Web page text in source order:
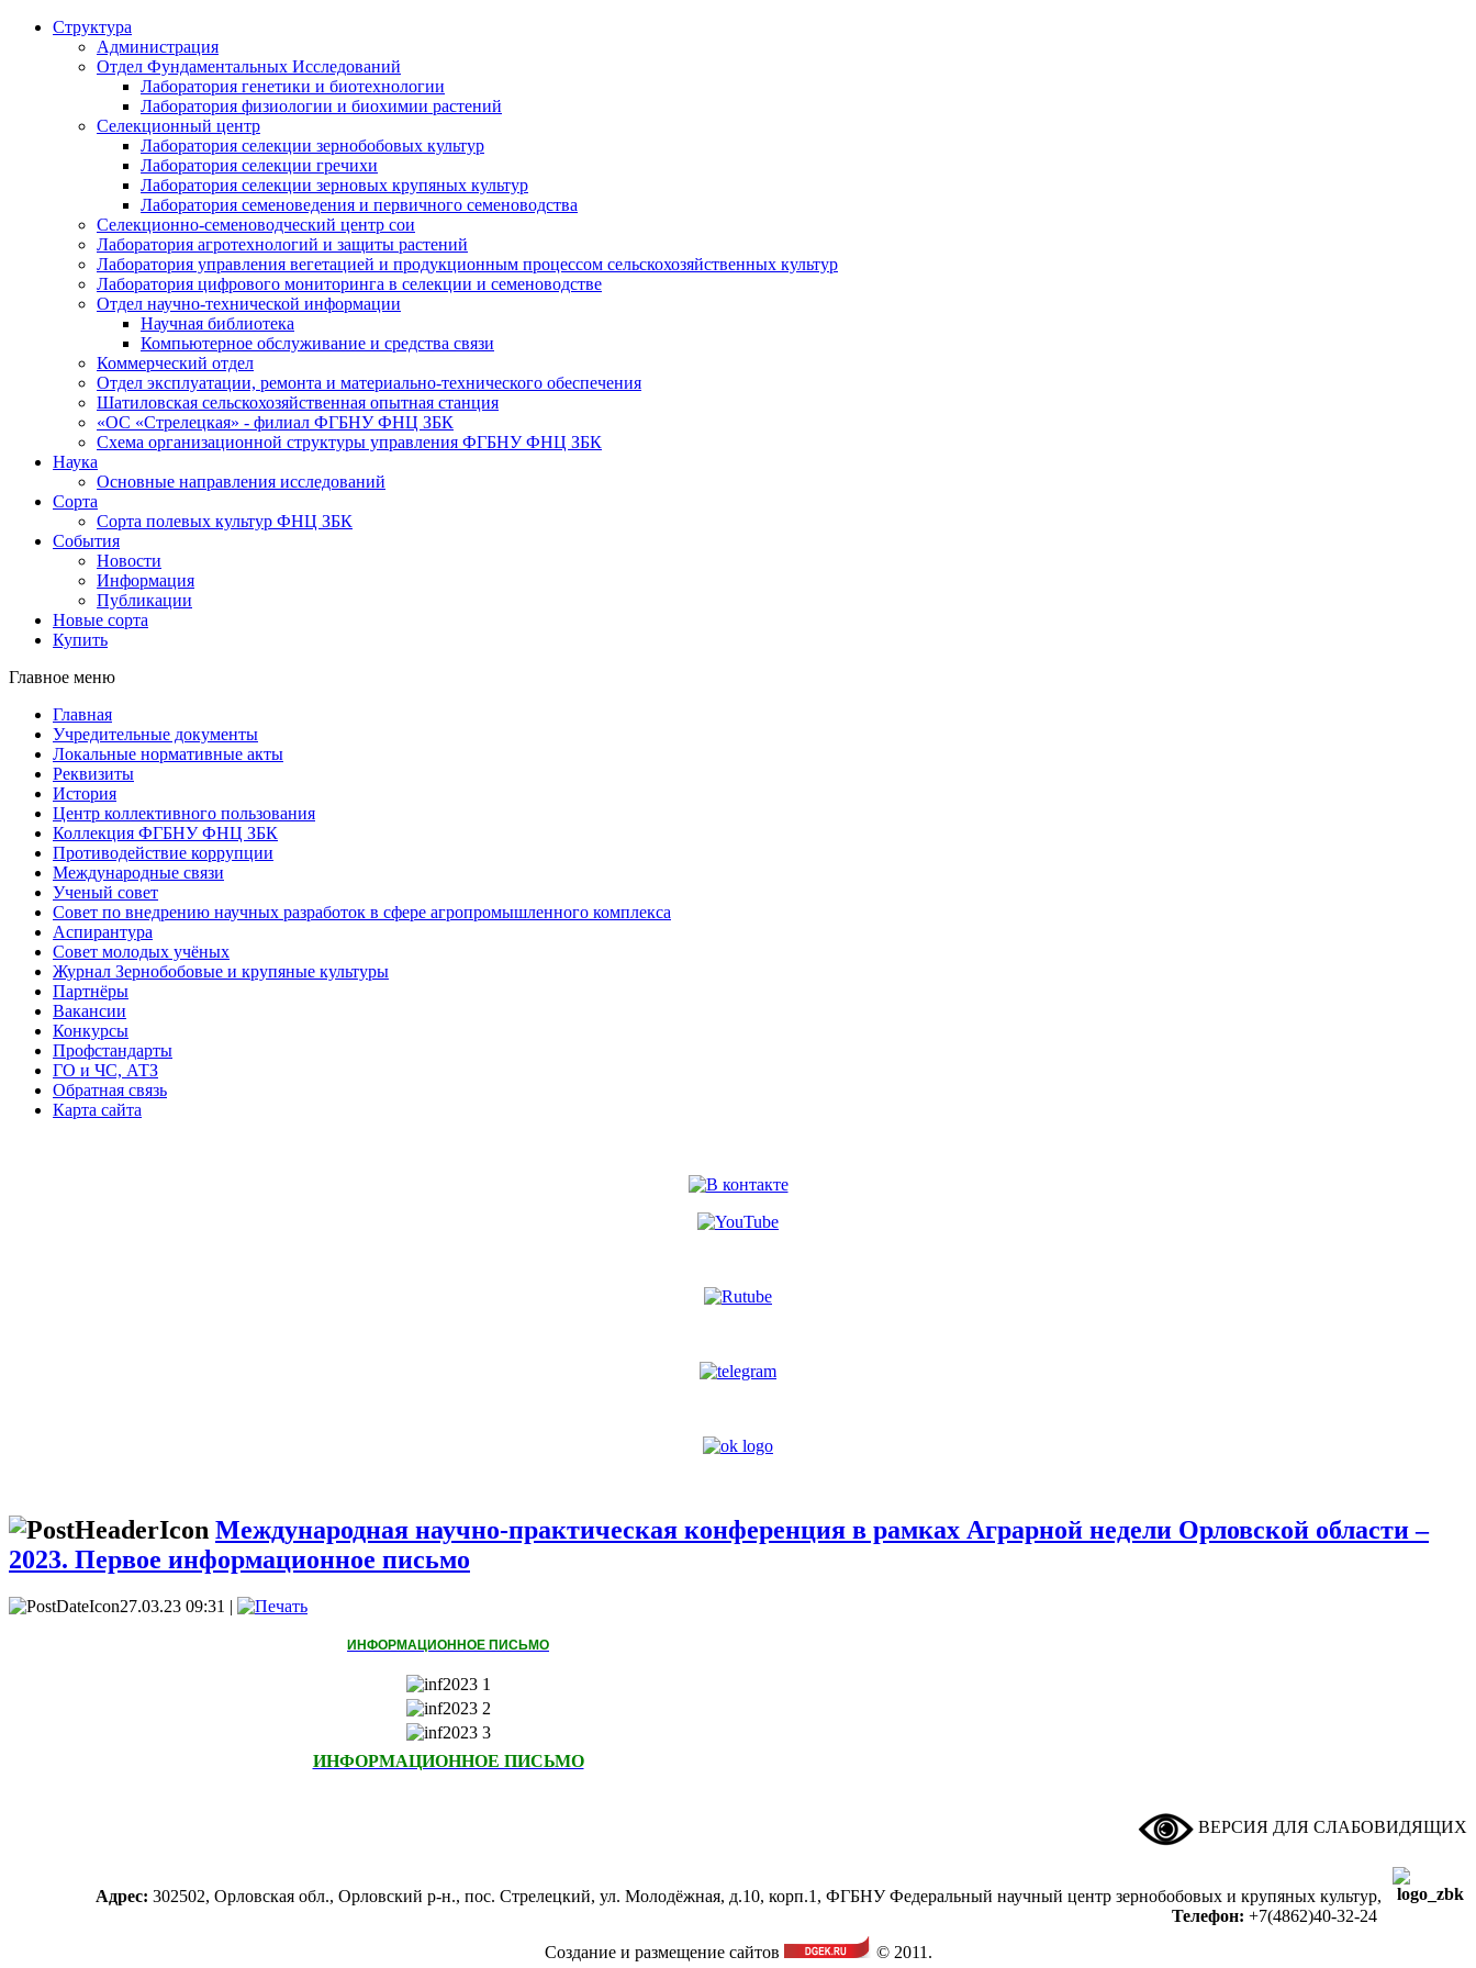
Структура
Администрация
Отдел Фундаментальных Исследований
Лаборатория генетики и биотехнологии
Лаборатория физиологии и биохимии растений
Селекционный центр
Лаборатория селекции зернобобовых культур
Лаборатория селекции гречихи
Лаборатория селекции зерновых крупяных культур
Лаборатория семеноведения и первичного семеноводства
Селекционно-семеноводческий центр сои
Лаборатория агротехнологий и защиты растений
Лаборатория управления вегетацией и продукционным процессом сельскохозяйственных культур
Лаборатория цифрового мониторинга в селекции и семеноводстве
Отдел научно-технической информации
Научная библиотека
Компьютерное обслуживание и средства связи
Коммерческий отдел
Отдел эксплуатации, ремонта и материально-технического обеспечения
Шатиловская сельскохозяйственная опытная станция
«ОС «Стрелецкая» - филиал ФГБНУ ФНЦ ЗБК
Схема организационной структуры управления ФГБНУ ФНЦ ЗБК
Наука
Основные направления исследований
Сорта
Сорта полевых культур ФНЦ ЗБК
События
Новости
Информация
Публикации
Новые сорта
Купить
Главное меню
Главная
Учредительные документы
Локальные нормативные акты
Реквизиты
История
Центр коллективного пользования
Коллекция ФГБНУ ФНЦ ЗБК
Противодействие коррупции
Международные связи
Ученый совет
Совет по внедрению научных разработок в сфере агропромышленного комплекса
Аспирантура
Совет молодых учёных
Журнал Зернобобовые и крупяные культуры
Партнёры
Вакансии
Конкурсы
Профстандарты
ГО и ЧС, АТЗ
Обратная связь
Карта сайта
Международная научно-практическая конференция в рамках Аграрной недели Орловской области –
2023. Первое информационное письмо
27.03.23 09:31 |
ИНФОРМАЦИОННОЕ ПИСЬМО
ИНФОРМАЦИОННОЕ ПИСЬМО
ВЕРСИЯ ДЛЯ СЛАБОВИДЯЩИХ
Адрес: 302502, Орловская обл., Орловский р-н., пос. Стрелецкий, ул. Молодёжная, д.10, корп.1, ФГБНУ Федеральный научный центр зернобобовых и крупяных культур,
Телефон: +7(4862)40-32-24
Создание и размещение сайтов
© 2011.